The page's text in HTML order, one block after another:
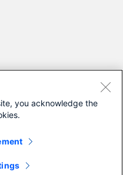
。)
品に対応しています
(APIC)
you acknowledge the